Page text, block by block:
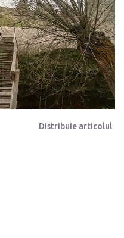
Distribuie articolul